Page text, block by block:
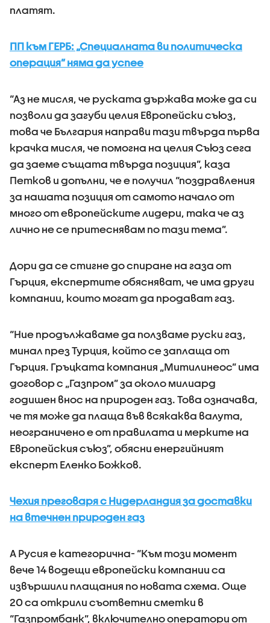
платят.
ПП към ГЕРБ: „Специалната ви политическа
операция” няма да успее
“Аз не мисля, че руската държава може да си
позволи да загуби целия Европейски съюз,
това че България направи тази твърда първа
крачка мисля, че помогна на целия Съюз сега
да заеме същата твърда позиция”, каза
Петков и допълни, че е получил “поздравления
за нашата позиция от самото начало от
много от европейските лидери, така че аз
лично не се притеснявам по тази тема”.
Дори да се стигне до спиране на газа от
Гърция, експертите обясняват, че има други
компании, които могат да продават газ.
“Ние продължаваме да ползваме руски газ,
минал през Турция, който се заплаща от
Гърция. Гръцката компания „Митилинеос” има
договор с „Газпром” за около милиард
годишен внос на природен газ. Това означава,
че тя може да плаща във всякаква валута,
неограничено е от правилата и мерките на
Европейския съюз”, обясни енергийният
експерт Еленко Божков.
Чехия преговаря с Нидерландия за доставки
на втечнен природен газ
А Русия е категорична- “Към този момент
вече 14 водещи европейски компании са
извършили плащания по новата схема. Още
20 са открили съответни сметки в
“Газпромбанк”, включително оператори от